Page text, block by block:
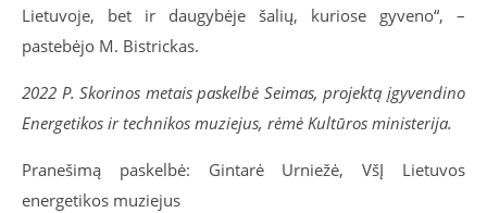
Lietuvoje, bet ir daugybėje šalių, kuriose gyveno“, –
pastebėjo M. Bistrickas.
2022 P. Skorinos metais paskelbė Seimas, projektą įgyvendino
Energetikos ir technikos muziejus, rėmė Kultūros ministerija.
Pranešimą paskelbė: Gintarė Urniežė, VšĮ Lietuvos
energetikos muziejus